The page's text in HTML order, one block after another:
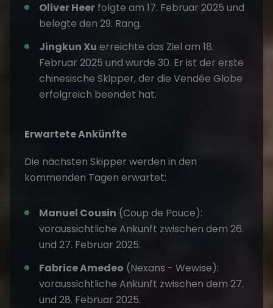
Oliver Heer folgte am 17. Februar 2025 und
belegte den 29. Rang.
Jingkun Xu erreichte das Ziel am 18.
Februar 2025 und wurde 30. Er ist der erste
chinesische Skipper, der die Vendée Globe
erfolgreich beendet hat.
Erwartete Ankünfte
Die nächsten Skipper werden in den
kommenden Tagen erwartet:
Manuel Cousin (Coup de Pouce):
voraussichtliche Ankunft zwischen dem 26.
und 27. Februar 2025.
Fabrice Amedeo (Nexans - Wewise):
voraussichtliche Ankunft zwischen dem 27.
und 28. Februar 2025.